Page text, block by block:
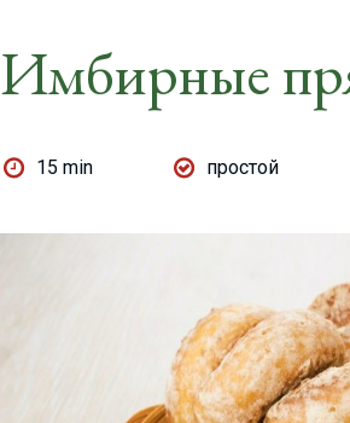
Имбирные
15 min простой